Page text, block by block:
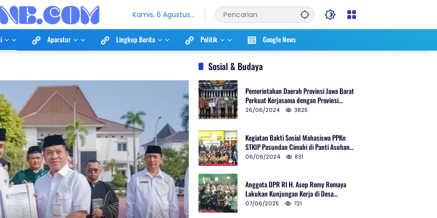
Kamis, 6 Agustus
Aparatur Lingkup Berita Politik Google News
Sosial & Budaya
Pemerintahan Daerah Provinsi Jawa Barat
Perkuat Kerjasama dengan Provinsi
Chungcheongnam Do Korea Selatan
26/06/2024 3825
Kegiatan Bakti Sosial Mahasiswa PPKn
STKIP Pasundan Cimahi di Panti Asuhan
Ulul Azmi Kota Cimahi
06/06/2024 831
Anggota DPR RI H. Asep Romy Romaya
Lakukan Kunjungan Kerja di Desa
Patrolsari
07/06/2025 721